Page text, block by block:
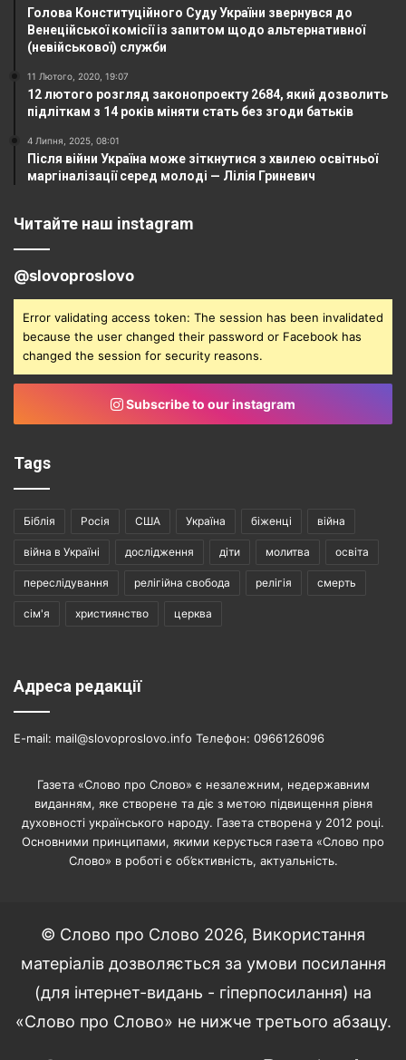
Голова Конституційного Суду України звернувся до
Венеційської комісії із запитом щодо альтернативної
(невійськової) служби
11 Лютого, 2020, 19:07
12 лютого розгляд законопроекту 2684, який дозволить
підліткам з 14 років міняти стать без згоди батьків
4 Липня, 2025, 08:01
Після війни Україна може зіткнутися з хвилею освітньої
маргіналізації серед молоді — Лілія Гриневич
Читайте наш instagram
@slovoproslovo
Error validating access token: The session has been invalidated
because the user changed their password or Facebook has
changed the session for security reasons.
Subscribe to our instagram
Tags
Біблія Росія США Україна біженці війна
війна в Україні дослідження діти молитва освіта
переслідування релігійна свобода релігія смерть
сім'я християнство церква
Адреса редакції
E-mail: mail@slovoproslovo.info Телефон: 0966126096
Газета «Слово про Слово» є незалежним, недержавним
виданням, яке створене та діє з метою підвищення рівня
духовності українського народу. Газета створена у 2012 році.
Основними принципами, якими керується газета «Слово про
Слово» в роботі є об’єктивність, актуальність.
© Слово про Слово 2026, Використання
матеріалів дозволяється за умови посилання
(для інтернет-видань - гіперпосилання) на
«Слово про Слово» не нижче третього абзацу.